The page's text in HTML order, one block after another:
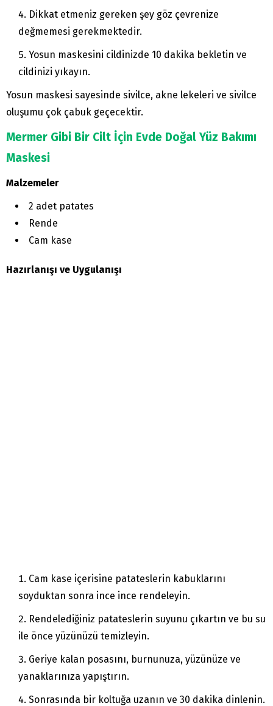
Dikkat etmeniz gereken şey göz çevrenize
değmemesi gerekmektedir.
Yosun maskesini cildinizde 10 dakika bekletin ve
cildinizi yıkayın.
Yosun maskesi sayesinde sivilce, akne lekeleri ve sivilce
oluşumu çok çabuk geçecektir.
Mermer Gibi Bir Cilt İçin Evde Doğal Yüz Bakımı
Maskesi
Malzemeler
2 adet patates
Rende
Cam kase
Hazırlanışı ve Uygulanışı
Cam kase içerisine patateslerin kabuklarını
soyduktan sonra ince ince rendeleyin.
Rendelediğiniz patateslerin suyunu çıkartın ve bu su
ile önce yüzünüzü temizleyin.
Geriye kalan posasını, burnunuza, yüzünüze ve
yanaklarınıza yapıştırın.
Sonrasında bir koltuğa uzanın ve 30 dakika dinlenin.